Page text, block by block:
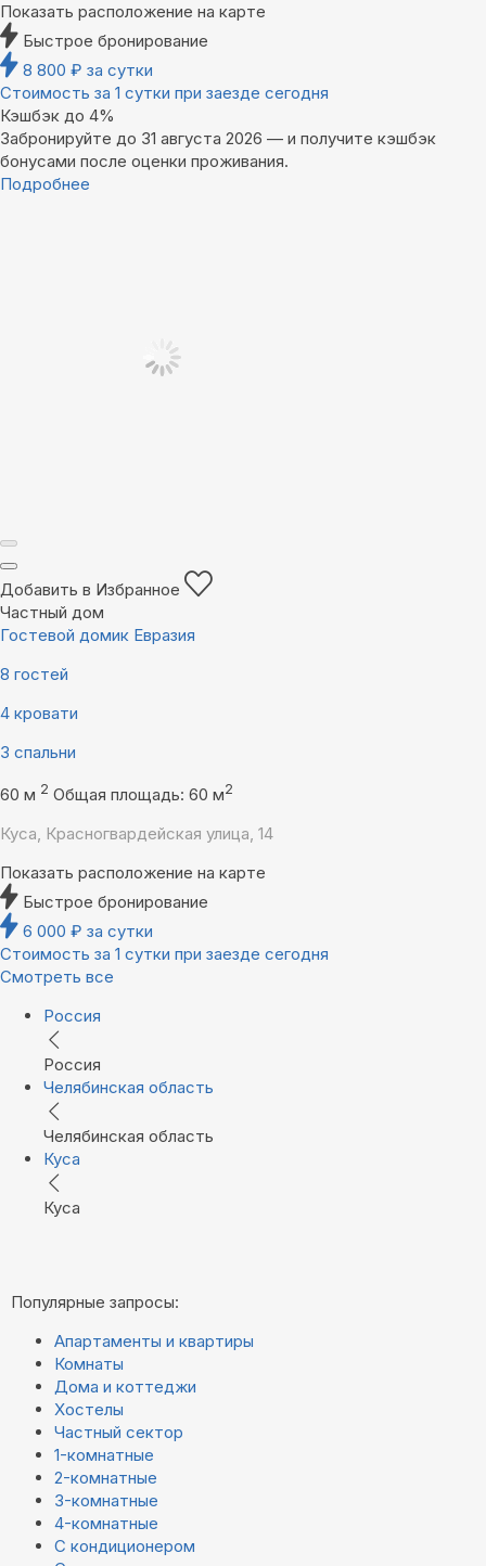
Показать расположение на карте
Быстрое бронирование
8 800 ₽ за сутки
Стоимость за 1 сутки при заезде сегодня
Кэшбэк до 4%
Забронируйте до 31 августа 2026 — и получите кэшбэк
бонусами после оценки проживания.
Подробнее
Добавить в Избранное
Частный дом
Гостевой домик Евразия
8 гостей
4 кровати
3 спальни
60 м 2 Общая площадь: 60 м2
Куса, Красногвардейская улица, 14
Показать расположение на карте
Быстрое бронирование
6 000 ₽ за сутки
Стоимость за 1 сутки при заезде сегодня
Смотреть все
Россия
Россия
Челябинская область
Челябинская область
Куса
Куса
Популярные запросы:
Апартаменты и квартиры
Комнаты
Дома и коттеджи
Хостелы
Частный сектор
1-комнатные
2-комнатные
3-комнатные
4-комнатные
С кондиционером